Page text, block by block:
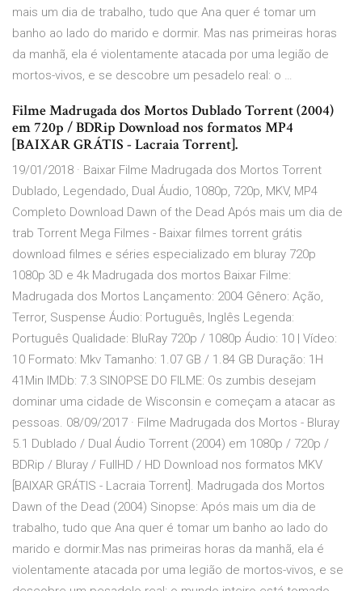
mais um dia de trabalho, tudo que Ana quer é tomar um
banho ao lado do marido e dormir. Mas nas primeiras horas
da manhã, ela é violentamente atacada por uma legião de
mortos-vivos, e se descobre um pesadelo real: o …
Filme Madrugada dos Mortos Dublado Torrent (2004)
em 720p / BDRip Download nos formatos MP4
[BAIXAR GRÁTIS - Lacraia Torrent].
19/01/2018 · Baixar Filme Madrugada dos Mortos Torrent
Dublado, Legendado, Dual Áudio, 1080p, 720p, MKV, MP4
Completo Download Dawn of the Dead Após mais um dia de
trab Torrent Mega Filmes - Baixar filmes torrent grátis
download filmes e séries especializado em bluray 720p
1080p 3D e 4k Madrugada dos mortos Baixar Filme:
Madrugada dos Mortos Lançamento: 2004 Gênero: Ação,
Terror, Suspense Áudio: Português, Inglês Legenda:
Português Qualidade: BluRay 720p / 1080p Áudio: 10 | Vídeo:
10 Formato: Mkv Tamanho: 1.07 GB / 1.84 GB Duração: 1H
41Min IMDb: 7.3 SINOPSE DO FILME: Os zumbis desejam
dominar uma cidade de Wisconsin e começam a atacar as
pessoas. 08/09/2017 · Filme Madrugada dos Mortos - Bluray
5.1 Dublado / Dual Áudio Torrent (2004) em 1080p / 720p /
BDRip / Bluray / FullHD / HD Download nos formatos MKV
[BAIXAR GRÁTIS - Lacraia Torrent]. Madrugada dos Mortos
Dawn of the Dead (2004) Sinopse: Após mais um dia de
trabalho, tudo que Ana quer é tomar um banho ao lado do
marido e dormir.Mas nas primeiras horas da manhã, ela é
violentamente atacada por uma legião de mortos-vivos, e se